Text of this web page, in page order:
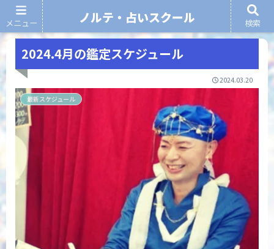
ノルテ・占いスクール
2024.4月の鑑定スケジュール
2024.03.20
最新スケジュール
メニュー ノルテ・占いスクール 検索